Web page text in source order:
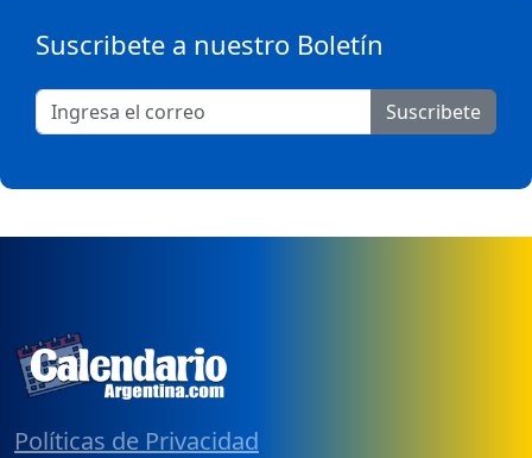
Suscribete a nuestro Boletín
Suscribete
Políticas de Privacidad